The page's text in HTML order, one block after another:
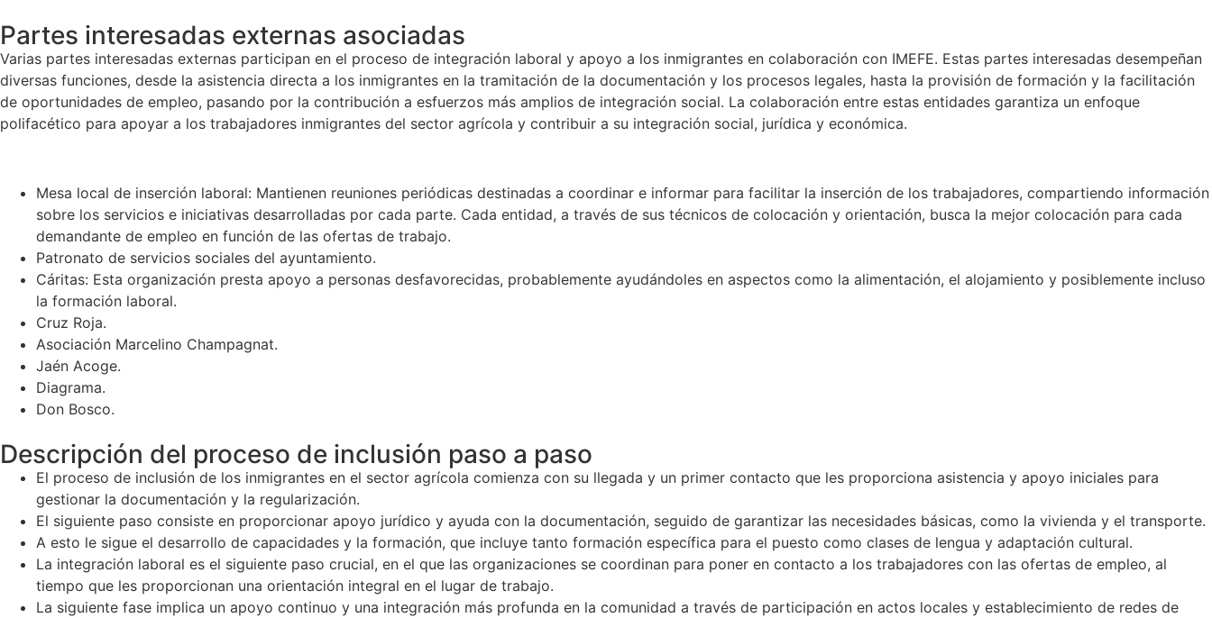
Partes interesadas externas asociadas
Varias partes interesadas externas participan en el proceso de integración laboral y apoyo a los inmigrantes en colaboración con IMEFE. Estas partes interesadas desempeñan
diversas funciones, desde la asistencia directa a los inmigrantes en la tramitación de la documentación y los procesos legales, hasta la provisión de formación y la facilitación
de oportunidades de empleo, pasando por la contribución a esfuerzos más amplios de integración social. La colaboración entre estas entidades garantiza un enfoque
polifacético para apoyar a los trabajadores inmigrantes del sector agrícola y contribuir a su integración social, jurídica y económica.
Mesa local de inserción laboral: Mantienen reuniones periódicas destinadas a coordinar e informar para facilitar la inserción de los trabajadores, compartiendo información
sobre los servicios e iniciativas desarrolladas por cada parte. Cada entidad, a través de sus técnicos de colocación y orientación, busca la mejor colocación para cada
demandante de empleo en función de las ofertas de trabajo.
Patronato de servicios sociales del ayuntamiento.
Cáritas: Esta organización presta apoyo a personas desfavorecidas, probablemente ayudándoles en aspectos como la alimentación, el alojamiento y posiblemente incluso
la formación laboral.
Cruz Roja.
Asociación Marcelino Champagnat.
Jaén Acoge.
Diagrama.
Don Bosco.
Descripción del proceso de inclusión paso a paso
El proceso de inclusión de los inmigrantes en el sector agrícola comienza con su llegada y un primer contacto que les proporciona asistencia y apoyo iniciales para
gestionar la documentación y la regularización.
El siguiente paso consiste en proporcionar apoyo jurídico y ayuda con la documentación, seguido de garantizar las necesidades básicas, como la vivienda y el transporte.
A esto le sigue el desarrollo de capacidades y la formación, que incluye tanto formación específica para el puesto como clases de lengua y adaptación cultural.
La integración laboral es el siguiente paso crucial, en el que las organizaciones se coordinan para poner en contacto a los trabajadores con las ofertas de empleo, al
tiempo que les proporcionan una orientación integral en el lugar de trabajo.
La siguiente fase implica un apoyo continuo y una integración más profunda en la comunidad a través de participación en actos locales y establecimiento de redes de